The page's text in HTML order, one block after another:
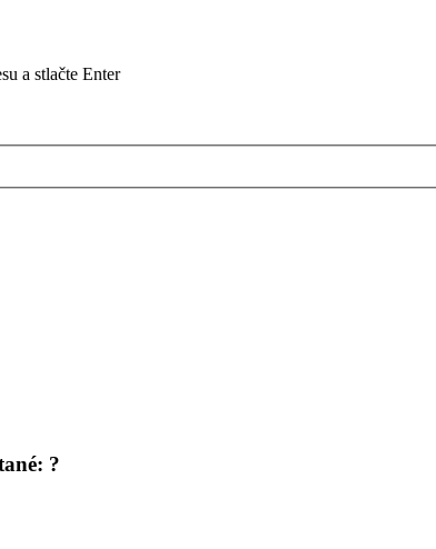
a stlačte Enter
?